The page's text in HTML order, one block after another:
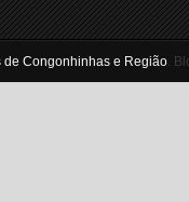
de Congonhinhas e Região.